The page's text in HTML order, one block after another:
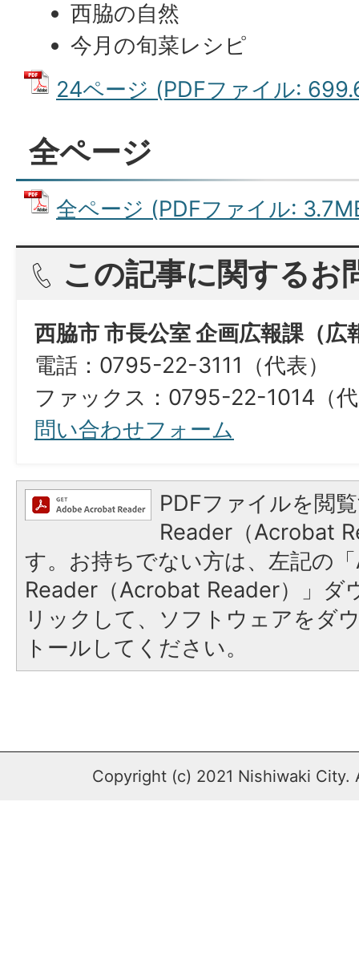
西脇の自然
今月の旬菜レシピ
24ページ (PDFファイル:
全ページ
全ページ (PDFファイル:
この記事に関するお
西脇市 市長公室 企画広報課（広
電話：0795-22-3111（代表）
ファックス：0795-22-1014（
問い合わせフォーム
PDFファイルを閲
Reader（Acrobat
す。お持ちでない方は、左記の
Reader（Acrobat Reader）」ダ
リックして、ソフトウェアをダ
トールしてください。
Copyright (c) 2021 Nishiwaki City.